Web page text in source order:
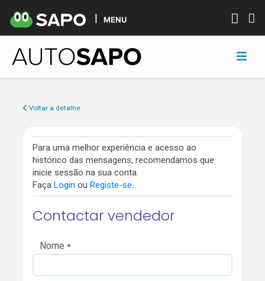
MENU
Voltar a detalhe
Para uma melhor experiência e acesso ao
histórico das mensagens, recomendamos que
inicie sessão na sua conta.
Faça Login ou Registe-se.
Contactar vendedor
Nome